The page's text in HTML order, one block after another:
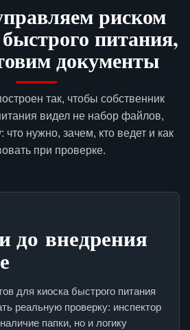
риском
питания,
документы
так, чтобы собственник
видел не набор файлов,
нужно, зачем, кто ведет и как
при проверке.
до внедрения
для киоска быстрого питания
реальную проверку: инспектор
папки, но и логику